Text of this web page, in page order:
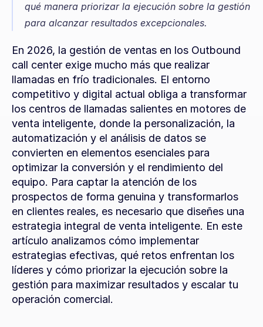
qué manera priorizar la ejecución sobre la gestión
para alcanzar resultados excepcionales.
En 2026, la gestión de ventas en los Outbound
call center exige mucho más que realizar
llamadas en frío tradicionales. El entorno
competitivo y digital actual obliga a transformar
los centros de llamadas salientes en motores de
venta inteligente, donde la personalización, la
automatización y el análisis de datos se
convierten en elementos esenciales para
optimizar la conversión y el rendimiento del
equipo. Para captar la atención de los
prospectos de forma genuina y transformarlos
en clientes reales, es necesario que diseñes una
estrategia integral de venta inteligente. En este
artículo analizamos cómo implementar
estrategias efectivas, qué retos enfrentan los
líderes y cómo priorizar la ejecución sobre la
gestión para maximizar resultados y escalar tu
operación comercial.